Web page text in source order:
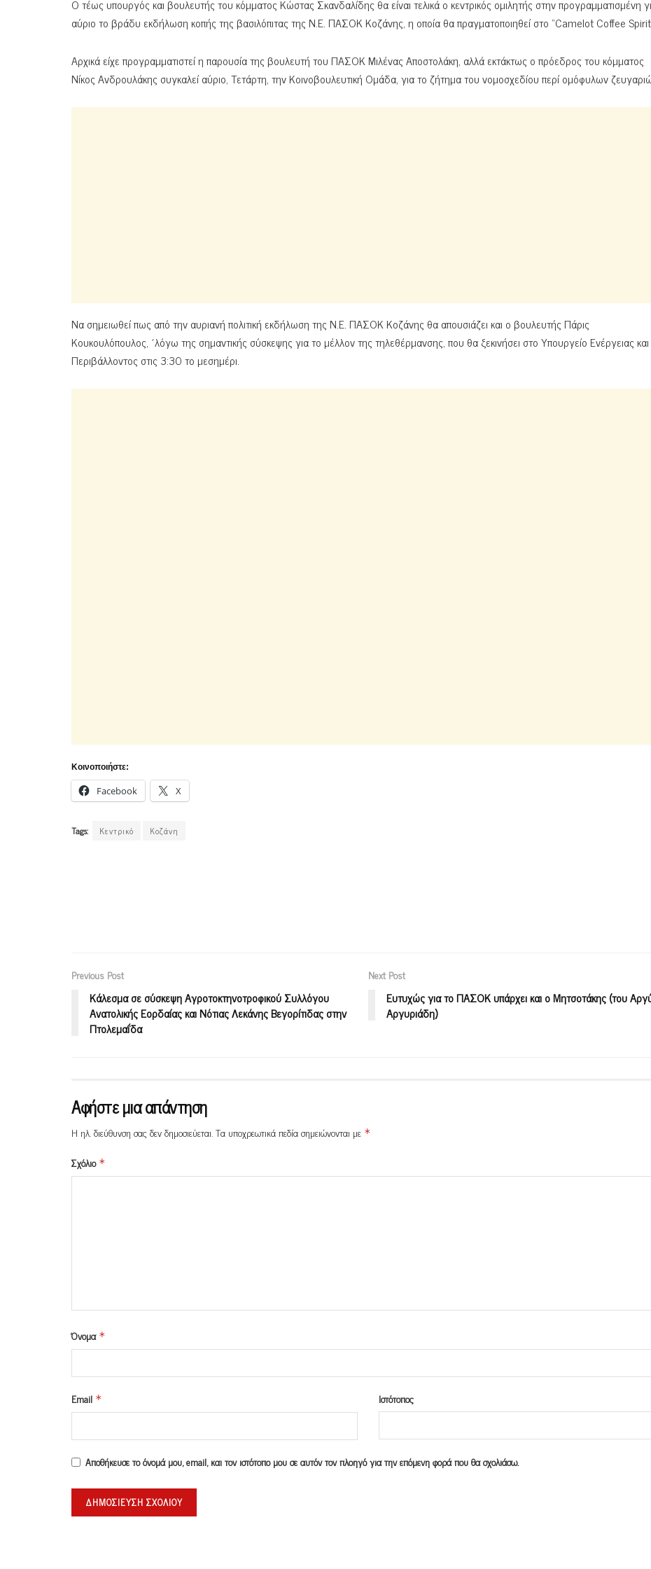
Ο τέως υπουργός και βουλευτής του κόμματος Κώστας Σκανδαλίδης θα είναι τελικά ο κεντρικός ομιλητής στην προγραμματισμένη
αύριο το βράδυ εκδήλωση κοπής της βασιλόπιτας της Ν.Ε. ΠΑΣΟΚ Κοζάνης, η οποία θα πραγματοποιηθεί στο “Camelot Coffee
Αρχικά είχε προγραμματιστεί η παρουσία της βουλευτή του ΠΑΣΟΚ Μιλένας Αποστολάκη, αλλά εκτάκτως ο πρόεδρος του κόμματος
Νίκος Ανδρουλάκης συγκαλεί αύριο, Τετάρτη, την Κοινοβουλευτική Ομάδα, για το ζήτημα του νομοσχεδίου περί ομόφυλων
Να σημειωθεί πως από την αυριανή πολιτική εκδήλωση της Ν.Ε. ΠΑΣΟΚ Κοζάνης θα απουσιάζει και ο βουλευτής Πάρις
Κουκουλόπουλος, ΄λόγω της σημαντικής σύσκεψης για το μέλλον της τηλεθέρμανσης, που θα ξεκινήσει στο Υπουργείο Ενέργειας και
Περιβάλλοντος στις 3:30 το μεσημέρι.
Κοινοποιήστε:
Facebook X
Tags: Κεντρικό Κοζάνη
Previous Post
Κάλεσμα σε σύσκεψη Αγροτοκτηνοτροφικού Συλλόγου
Ανατολικής Εορδαίας και Νότιας Λεκάνης Βεγορίτιδας στην
Πτολεμαΐδα
Next Post
Ευτυχώς για το ΠΑΣΟΚ υπάρχει και ο Μητσοτάκης (του
Αργυριάδη)
Αφήστε μια απάντηση
Η ηλ. διεύθυνση σας δεν δημοσιεύεται.Τα υποχρεωτικά πεδία σημειώνονται με *
Σχόλιο *
Όνομα *
Email * Ιστότοπος
Αποθήκευσε το όνομά μου, email, και τον ιστότοπο μου σε αυτόν τον πλοηγό για την επόμενη φορά που θα σχολιάσω.